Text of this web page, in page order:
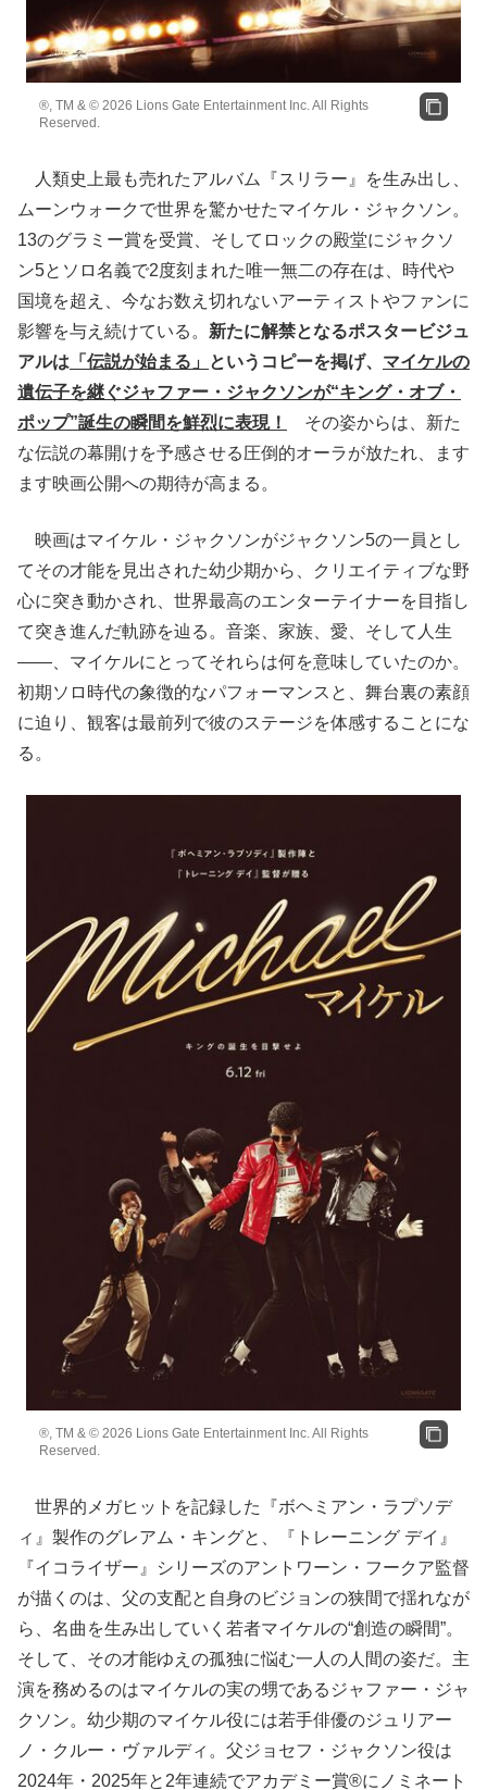
®, TM & © 2026 Lions Gate Entertainment Inc. All Rights
Reserved.
人類史上最も売れたアルバム『スリラー』を生み出し、
ムーンウォークで世界を驚かせたマイケル・ジャクソン。
13のグラミー賞を受賞、そしてロックの殿堂にジャクソ
ン5とソロ名義で2度刻まれた唯一無二の存在は、時代や
国境を超え、今なお数え切れないアーティストやファンに
影響を与え続けている。 新たに解禁となるポスタービジュ
アルは 「伝説が始まる」 というコピーを掲げ、 マイケルの
遺伝子を継ぐジャファー・ジャクソンが“キング・オブ・
ポップ”誕生の瞬間を鮮烈に表現！
その姿からは、新た
な伝説の幕開けを予感させる圧倒的オーラが放たれ、ます
ます映画公開への期待が高まる。
映画はマイケル・ジャクソンがジャクソン5の一員とし
てその才能を見出された幼少期から、クリエイティブな野
心に突き動かされ、世界最高のエンターテイナーを目指し
て突き進んだ軌跡を辿る。音楽、家族、愛、そして人生
――、マイケルにとってそれらは何を意味していたのか。
初期ソロ時代の象徴的なパフォーマンスと、舞台裏の素顔
に迫り、観客は最前列で彼のステージを体感することにな
る。
®, TM & © 2026 Lions Gate Entertainment Inc. All Rights
Reserved.
世界的メガヒットを記録した『ボヘミアン・ラプソデ
ィ』製作のグレアム・キングと、『トレーニング デイ』
『イコライザー』シリーズのアントワーン・フークア監督
が描くのは、父の支配と自身のビジョンの狭間で揺れなが
ら、名曲を生み出していく若者マイケルの“創造の瞬間”。
そして、その才能ゆえの孤独に悩む一人の人間の姿だ。主
演を務めるのはマイケルの実の甥であるジャファー・ジャ
クソン。幼少期のマイケル役には若手俳優のジュリアー
ノ・クルー・ヴァルディ。父ジョセフ・ジャクソン役は
2024年・2025年と2年連続でアカデミー賞®にノミネート